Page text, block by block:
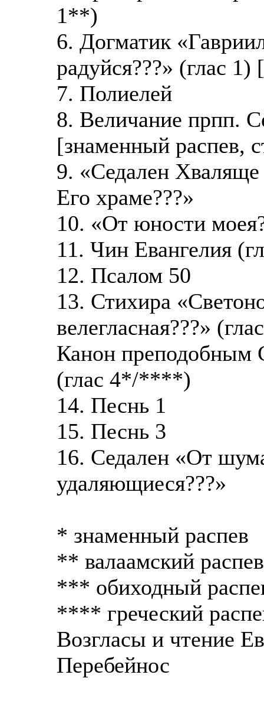
1**)
6. Догматик
радуйся???» (глас
7. Полиелей
8. Величание прпп.
[знаменный распев,
9. «Седален
Его храме???»
10. «От юности
11. Чин Евангелия
12. Псалом 50
13. Стихира
велегласная???»
Канон преподобным
(глас 4*/****)
14. Песнь 1
15. Песнь 3
16. Седален «От
удаляющиеся???»
* знаменный распев
** валаамский
*** обиходный
**** греческий
Возгласы и чтение
Перебейнос